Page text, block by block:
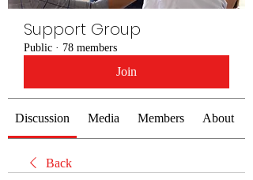
Support Group
Public · 78 members
Join
Discussion Media Members About
Back